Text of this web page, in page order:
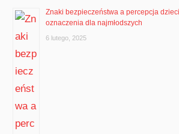
Znaki bezpieczeństwa a percepcja
oznaczenia dla najmłodszych
6 lutego, 2025